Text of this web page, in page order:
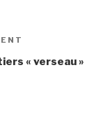
« verseau »